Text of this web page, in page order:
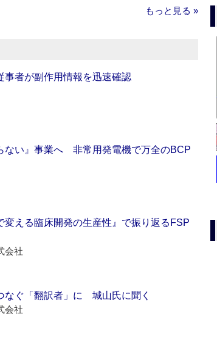
もっと見る »
事者が副作用情報を迅速確認
ない』事業へ 非常用発電機で万全のBCP
変える臨床開発の生産性』で振り返るFSP
会社
なぐ「翻訳者」に 城山氏に聞く
会社